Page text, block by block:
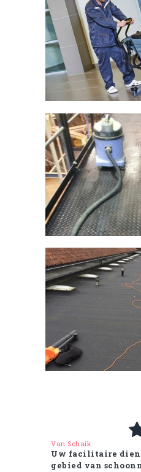
Van Schaik
Uw facilitaire
gebied van